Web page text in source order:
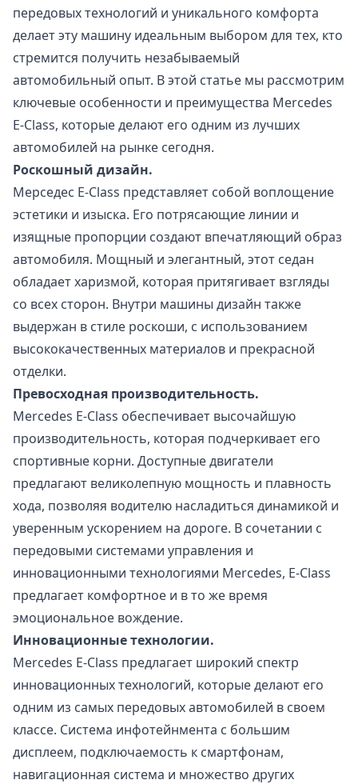
передовых технологий и уникального комфорта
делает эту машину идеальным выбором для тех, кто
стремится получить незабываемый
автомобильный опыт. В этой статье мы рассмотрим
ключевые особенности и преимущества Mercedes
E-Class, которые делают его одним из лучших
автомобилей на рынке сегодня.
Роскошный дизайн.
Мерседес E-Class представляет собой воплощение
эстетики и изыска. Его потрясающие линии и
изящные пропорции создают впечатляющий образ
автомобиля. Мощный и элегантный, этот седан
обладает харизмой, которая притягивает взгляды
со всех сторон. Внутри машины дизайн также
выдержан в стиле роскоши, с использованием
высококачественных материалов и прекрасной
отделки.
Превосходная производительность.
Mercedes E-Class обеспечивает высочайшую
производительность, которая подчеркивает его
спортивные корни. Доступные двигатели
предлагают великолепную мощность и плавность
хода, позволяя водителю насладиться динамикой и
уверенным ускорением на дороге. В сочетании с
передовыми системами управления и
инновационными технологиями Mercedes, E-Class
предлагает комфортное и в то же время
эмоциональное вождение.
Инновационные технологии.
Mercedes E-Class предлагает широкий спектр
инновационных технологий, которые делают его
одним из самых передовых автомобилей в своем
классе. Система инфотейнмента с большим
дисплеем, подключаемость к смартфонам,
навигационная система и множество других